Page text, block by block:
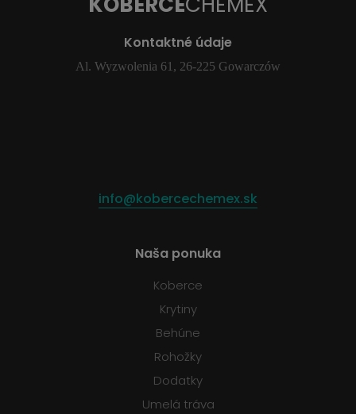
Kontaktné údaje
Al. Wyzwolenia 61, 26-225 Gowarczów
info@kobercechemex.sk
Naša ponuka
Koberce
Krytiny
Behúne
Rohožky
Dodatky
Umelá tráva